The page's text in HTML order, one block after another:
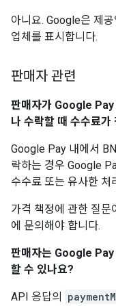
아니요. Google은 제
업체를 표시합니다.
판매자 관련
판매자가 Google Pay
나 수락할 때 수수료가
Google Pay 내에서
락하는 경우 Google
수수료 또는 유사한 처
가격 책정에 관한 질문
에 문의해야 합니다.
판매자는 Google Pay
할 수 있나요?
API 응답의